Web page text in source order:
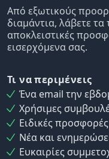
Από εξωτικούς
διαμάντια, λάβετε
αποκλειστικές
εισερχόμενα σας.
Τι να περιμένεις
Ένα email την
Χρήσιμες
Ειδικές προσφορές
Νέα και
Ευκαιρίες